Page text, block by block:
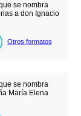
se nombra
a don Ignacio
Otros formatos
se nombra
María Elena